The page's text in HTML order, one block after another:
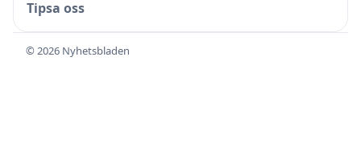
Tipsa oss
© 2026 Nyhetsbladen